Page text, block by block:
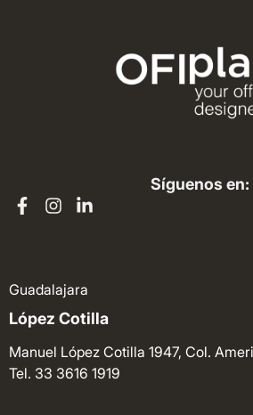
Síguenos en:
Guadalajara
López Cotilla
Manuel López Cotilla 1947, Col.
Tel. 33 3616 1919